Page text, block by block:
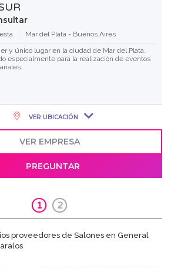
Mar del Plata - Buenos Aires
y único lugar en la ciudad de Mar del Plata,
especialmente para la realización de eventos
VER UBICACIÓN
VER EMPRESA
PREGUNTAR
1 2
proveedores de Salones en General